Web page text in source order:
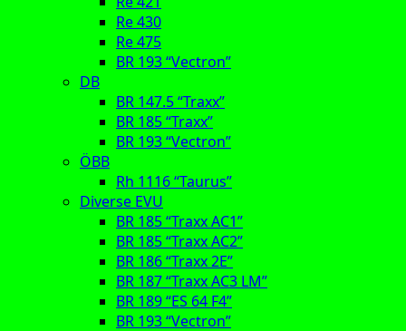
Re 430
Re 475
BR 193 “Vectron”
DB
BR 147.5 “Traxx”
BR 185 “Traxx”
BR 193 “Vectron”
ÖBB
Rh 1116 “Taurus”
Diverse EVU
BR 185 “Traxx AC1”
BR 185 “Traxx AC2”
BR 186 “Traxx 2E”
BR 187 “Traxx AC3 LM”
BR 189 “ES 64 F4”
BR 193 “Vectron”